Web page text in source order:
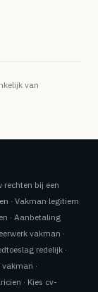
van
rechten bij een
·Vakman legitiem
·Aanbetaling
vakman ·
redelijk ·
vakman ·
· Kies cv-